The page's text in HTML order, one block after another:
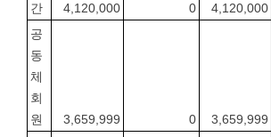
간
4,120,000 0 4,120,000
공
동
체
회
원
3,659,999 0 3,659,999